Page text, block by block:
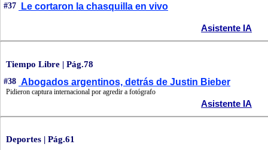
#37 Le cortaron la chasquilla en vivo
Asistente IA
Tiempo Libre | Pág.78
#38 Abogados argentinos, detrás de Justin Bieber
Pidieron captura internacional por agredir a fotógrafo
Asistente IA
Deportes | Pág.61